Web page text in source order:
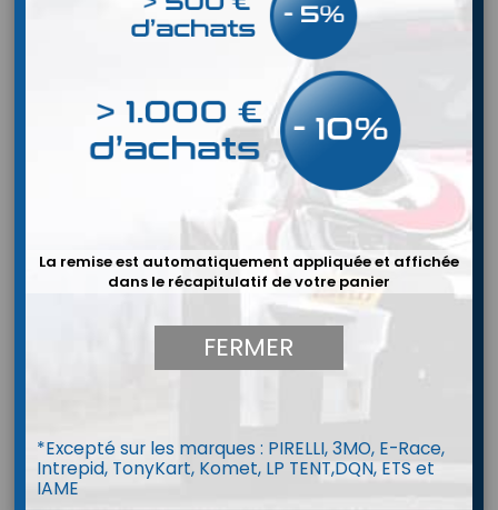
Protège côtes OMP KS-1 PRO
La remise est automatiquement appliquée et affichée
dans le récapitulatif de votre panier
FERMER
*Excepté sur les marques : PIRELLI, 3MO, E-Race,
Intrepid, TonyKart, Komet, LP TENT,DQN, ETS et
IAME